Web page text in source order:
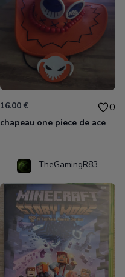
16.00 € 0
chapeau one piece de ace
TheGamingR83